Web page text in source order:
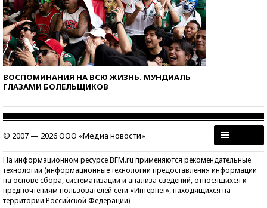
ВОСПОМИНАНИЯ НА ВСЮ ЖИЗНЬ. МУНДИАЛЬ
ГЛАЗАМИ БОЛЕЛЬЩИКОВ
© 2007 — 2026 ООО «Медиа новости»
На информационном ресурсе BFM.ru применяются рекомендательные
технологии (информационные технологии предоставления информации
на основе сбора, систематизации и анализа сведений, относящихся к
предпочтениям пользователей сети «Интернет», находящихся на
территории Российской Федерации)